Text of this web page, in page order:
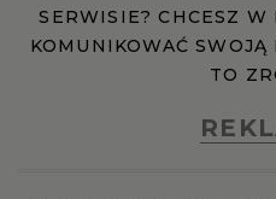
SERWISIE? CHCESZ
KOMUNIKOWAĆ
TO